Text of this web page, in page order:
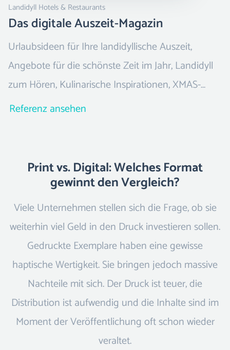
Landidyll Hotels & Restaurants
Das digitale Auszeit-Magazin
Urlaubsideen für Ihre landidyllische Auszeit,
Angebote für die schönste Zeit im Jahr, Landidyll
zum Hören, Kulinarische Inspirationen, XMAS-
Shopping mit Danke-Rabatt
Referenz ansehen
Print vs. Digital: Welches Format
gewinnt den Vergleich?
Viele Unternehmen stellen sich die Frage, ob sie
weiterhin viel Geld in den Druck investieren sollen.
Gedruckte Exemplare haben eine gewisse
haptische Wertigkeit. Sie bringen jedoch massive
Nachteile mit sich. Der Druck ist teuer, die
Distribution ist aufwendig und die Inhalte sind im
Moment der Veröffentlichung oft schon wieder
veraltet.